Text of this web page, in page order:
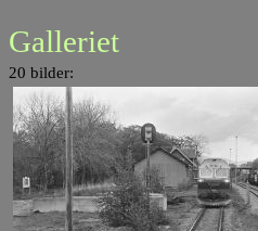
Galleriet
20 bilder: